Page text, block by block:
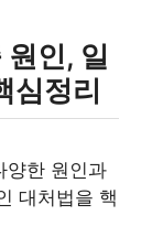
인, 일
심정리
양한 원인과
대처법을 핵